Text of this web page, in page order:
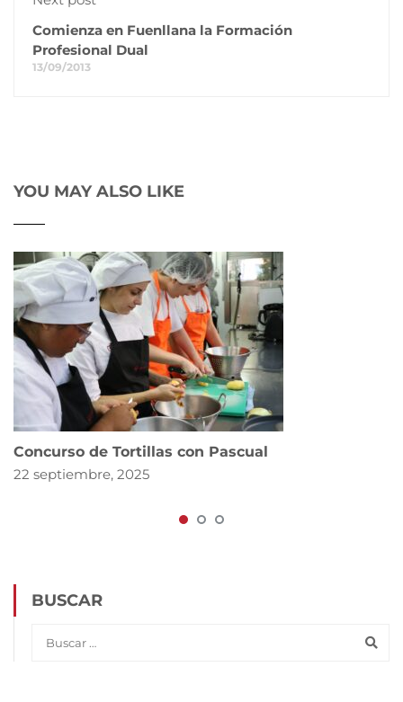
Comienza en Fuenllana la Formación
Profesional Dual
13/09/2013
YOU MAY ALSO LIKE
Concurso de Tortillas con Pascual
22 septiembre, 2025
BUSCAR